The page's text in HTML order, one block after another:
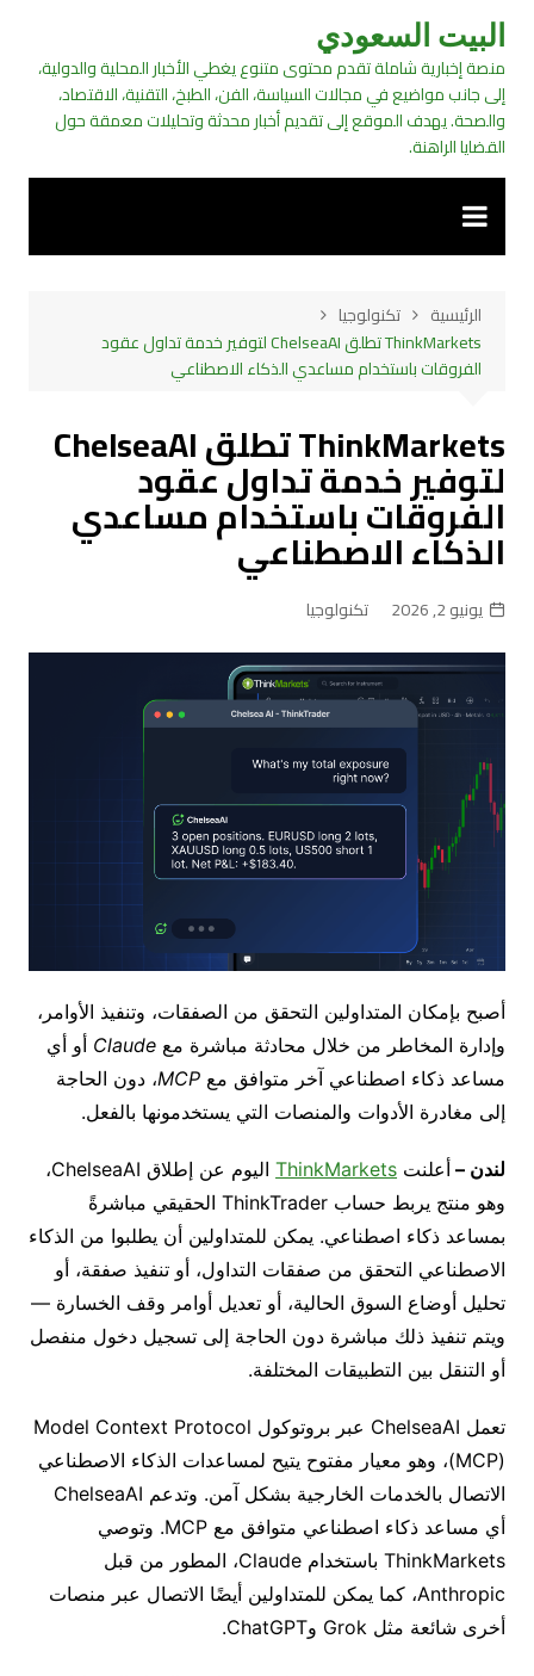
التجاوز
المحتوى
البيت السعودي
منصة إخبارية شاملة تقدم محتوى متنوع يغطي الأخبار المحلية والدولية،
إلى جانب مواضيع في مجالات السياسة، الفن، الطبخ، التقنية، الاقتصاد،
والصحة. يهدف الموقع إلى تقديم أخبار محدثة وتحليلات معمقة حول
القضايا الراهنة.
الرئيسية
تكنولوجيا
ThinkMarkets تطلق ChelseaAI لتوفير خدمة تداول عقود
الفروقات باستخدام مساعدي الذكاء الاصطناعي
ThinkMarkets تطلق ChelseaAI
لتوفير خدمة تداول عقود
الفروقات باستخدام مساعدي
الذكاء الاصطناعي
يونيو 2, 2026 تكنولوجيا
أصبح بإمكان المتداولين التحقق من الصفقات، وتنفيذ الأوامر،
وإدارة المخاطر من خلال محادثة مباشرة مع Claude أو أي
مساعد ذكاء اصطناعي آخر متوافق مع MCP، دون الحاجة
إلى مغادرة الأدوات والمنصات التي يستخدمونها بالفعل.
لندن – أعلنت ThinkMarketsاليوم عن إطلاق ChelseaAI،
وهو منتج يربط حساب ThinkTraderالحقيقي مباشرةً
بمساعد ذكاء اصطناعي. يمكن للمتداولين أن يطلبوا من الذكاء
الاصطناعي التحقق من صفقات التداول، أو تنفيذ صفقة، أو
تحليل أوضاع السوق الحالية، أو تعديل أوامر وقف الخسارة —
ويتم تنفيذ ذلك مباشرة دون الحاجة إلى تسجيل دخول منفصل
أو التنقل بين التطبيقات المختلفة.
تعمل ChelseaAI عبر بروتوكول Model Context Protocol
‏(MCP)
، وهو معيار مفتوح يتيح لمساعدات الذكاء الاصطناعي
الاتصال بالخدمات الخارجية بشكل آمن. وتدعم ChelseaAI
أي مساعد ذكاء اصطناعي متوافق مع MCP. وتوصي
ThinkMarketsباستخدام Claude، المطور من قبل
Anthropic، كما يمكن للمتداولين أيضًا الاتصال عبر منصات
أخرى شائعة مثل Grok وChatGPT.